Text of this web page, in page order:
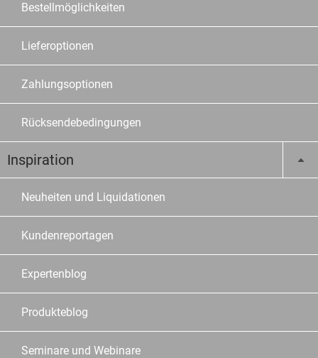
Bestellmöglichkeiten
Lieferoptionen
Zahlungsoptionen
Rücksendebedingungen
Inspiration
Neuheiten und Liquidationen
Kundenreportagen
Expertenblog
Produkteblog
Seminare und Webinare